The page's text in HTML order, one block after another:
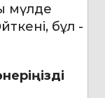
мүлде
бұл -